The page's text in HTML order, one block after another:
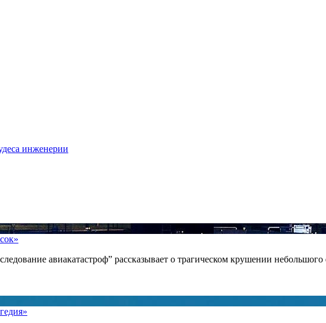
инженерии
авиакатастроф” рассказывает о трагическом крушении